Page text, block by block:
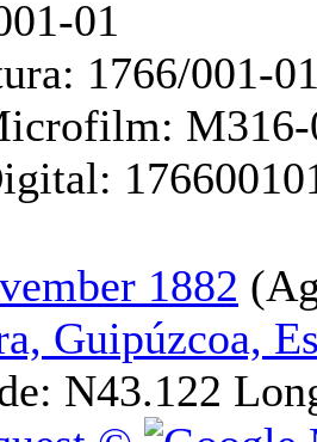
01
1766/001-
M316-
1882
Guipúzcoa,
N43.122